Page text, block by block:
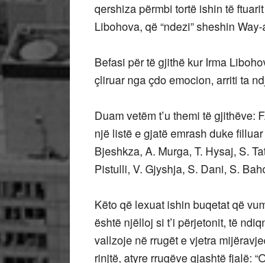
qershiza përmbi tortë ishin të
Libohova, që “ndezi” sheshin
Befasi për të gjithë kur Irma
çliruar nga çdo emocion, arriti ta
Duam vetëm t’u themi të gjithëve:
një listë e gjatë emrash duke
Bjeshkza, A. Murga, T. Hysaj, S.
Pistulli, V. Gjyshja, S. Dani, S.
Këto që lexuat ishin buqetat që
është njëlloj si t’i përjetonit, të
vallzoje në rrugët e vjetra
rinjtë, atyre rrugëve gjashtë fjalë: